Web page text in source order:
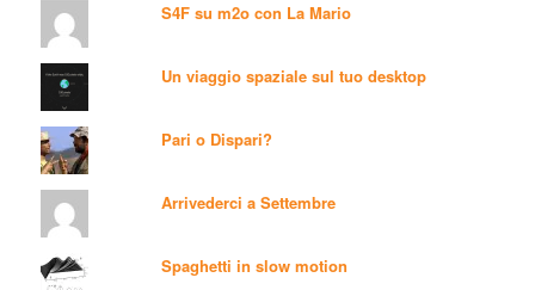
S4F su m2o con La Mario
Un viaggio spaziale sul tuo desktop
Pari o Dispari?
Arrivederci a Settembre
Spaghetti in slow motion